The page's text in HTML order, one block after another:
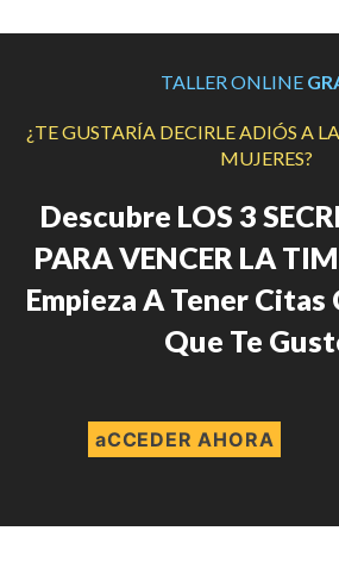
TALLER ONLINE
¿TE GUSTARÍA DECIRLE ADIÓS A
MUJERES?
Descubre LOS 3
PARA VENCER LA
Empieza A Tener
Que Te
aCCEDER AHORA